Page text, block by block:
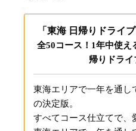
「東海 日帰りドライ
全50コース！1年中使え
帰りドライ
東海エリアで一年を通し
の決定版。
すべてコース仕立てで、